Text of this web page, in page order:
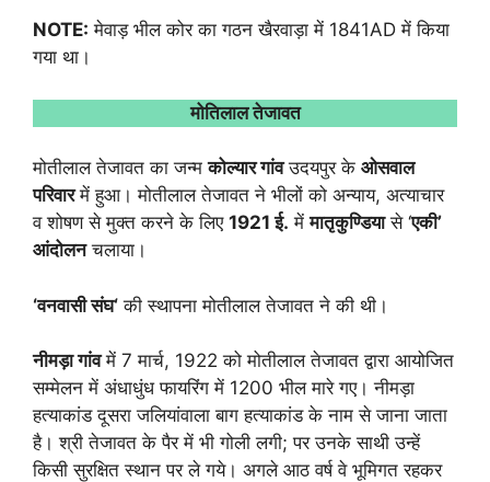
NOTE: मेवाड़ भील कोर का गठन खैरवाड़ा में 1841AD में किया
गया था।
मोतिलाल तेजावत
मोतीलाल तेजावत का जन्मकोल्यार गांवउदयपुर के ओसवाल
परिवारमें हुआ। मोतीलाल तेजावत ने भीलों को अन्याय, अत्याचार
व शोषण से मुक्त करने के लिए 1921 ई. मेंमातृकुण्डियासे ‘एकी’
आंदोलनचलाया।
‘वनवासी संघ‘ की स्थापना मोतीलाल तेजावत ने की थी।
नीमड़ा गांवमें 7 मार्च, 1922 को मोतीलाल तेजावत द्वारा आयोजित
सम्मेलन में अंधाधुंध फायरिंग में 1200 भील मारे गए। नीमड़ा
हत्याकांड दूसरा जलियांवाला बाग हत्याकांड के नाम से जाना जाता
है। श्री तेजावत के पैर में भी गोली लगी; पर उनके साथी उन्हें
किसी सुरक्षित स्थान पर ले गये। अगले आठ वर्ष वे भूमिगत रहकर